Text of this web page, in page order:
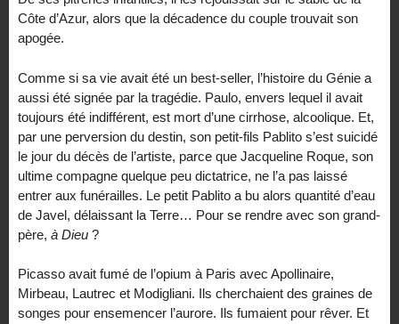
Côte d’Azur, alors que la décadence du couple trouvait son
apogée.
Comme si sa vie avait été un best-seller, l’histoire du Génie a
aussi été signée par la tragédie. Paulo, envers lequel il avait
toujours été indifférent, est mort d’une cirrhose, alcoolique. Et,
par une perversion du destin, son petit-fils Pablito s’est suicidé
le jour du décès de l’artiste, parce que Jacqueline Roque, son
ultime compagne quelque peu dictatrice, ne l’a pas laissé
entrer aux funérailles. Le petit Pablito a bu alors quantité d’eau
de Javel, délaissant la Terre… Pour se rendre avec son grand-
père, à Dieu ?
Picasso avait fumé de l’opium à Paris avec Apollinaire,
Mirbeau, Lautrec et Modigliani. Ils cherchaient des graines de
songes pour ensemencer l’aurore. Ils fumaient pour rêver. Et